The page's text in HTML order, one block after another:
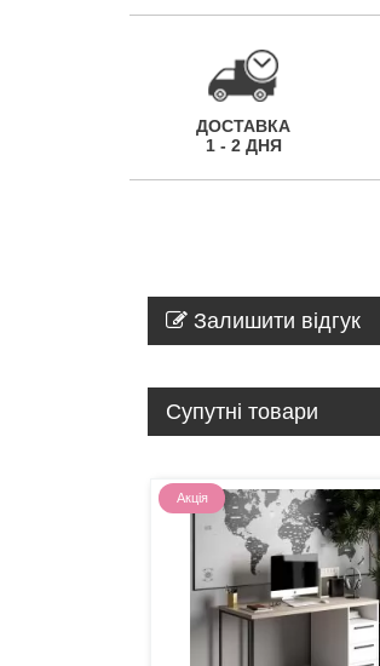
ДОСТАВКА
1 - 2 ДНЯ
Залишити відгук
Супутні товари
Акція